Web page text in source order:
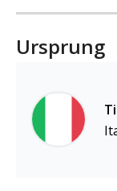
Ursprung